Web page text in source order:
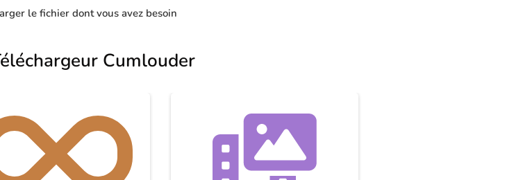
le fichier dont vous avez besoin
Cumlouder